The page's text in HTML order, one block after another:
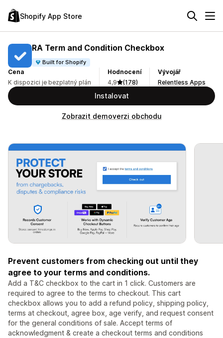
Shopify App Store
RA Term and Condition Checkbox
Built for Shopify
Cena
K dispozici je bezplatný plán
Hodnocení
4,9
(178)
Vývojář
Relentless Apps
Instalovat
Zobrazit demoverzi obchodu
Prevent customers from checking out until they
agree to your terms and conditions.
Add a T&C checkbox to the cart in 1 click. Customers are
required to agree to the terms to checkout. This cart
checkbox allows you to add a refund policy, shipping policy,
terms at checkout, agree box, age verify, and request consent
for the general conditions of sale. Accept terms of
acknowledgment & create a checkout terms and conditions